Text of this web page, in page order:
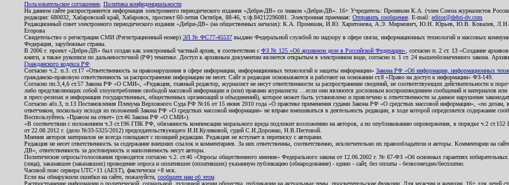
Пользовательское соглашение Политика конфиденциальности
На данном сайте распространяется информация электронного периодического издания «Дебри-ДВ» со знаком «Дебри-ДВ». 16+ Учредитель: Пронякин К.А. (член Союза журналистов
редакции: 680032, Хабаровский край, Хабаровск, проспект 60-летия Октября, 88-46, т./ф.84212296081. Электронная приемная: Отправить сообщение . E-mail: editor@debri-dv.com
Редакционный совет электронного периодического издания «Дебри-ДВ» (на общественных началах): К.А. Пронякин, И.Ю. Харитонова, А.Э. Мирмович, Ю.Н. Юрьев, Ю.В.
Егорова
Свидетельство о регистрации СМИ (Регистрационный номер) ЭЛ № ФС77-45537 выдано Федеральной службой по надзору в сфере связи, информационных технологий и массовых
Федерация, зарубежные страны.
В 2006 г. проект «Дебри-ДВ» был создан как электронный частный архив, в соответствии с ФЗ № 125 «Об архивном деле в Российской Федерации» , согласно п. 2 ст. 13 «Создание
книги, а также рукописи по дальневосточной (РФ) тематике. Доступ к архивным документам является открытым в электронном виде, согласно п. 1 ст. 24 вышеобозначенного закона.
Гражданского кодекса РФ
Согласно ч.2. п.3. ст.17 «Ответственность за правонарушения в сфере информации, информационных технологий и защиты информации» Закона РФ «Об информации, информационных
гражданско-правовую ответственность за распространение информации не несет. Сайт и редакция основываются и работают на основании ст.8 «Право на доступ к информации» ФЗ-149.
Согласно пп.3,4,6 ст.57 Закона РФ «О СМИ», «Редакция, главный редактор, журналист не несут ответственности за распространение сведений, не соответствующих действительности и
либо представляющих собой злоупотребление свободой массовой информации и (или) правами журналиста: ...если они являются дословным воспроизведением сообщений и материалов
в пресс-релизах и информация государственных, общественных организаций и объединений), которое может быть установлено и привлечено к ответственности за данное нарушение
Согласно абз.3, п.13 Постановления Пленума Верховного Суда РФ №16 от 15 июня 2010 года «О практике применения судами Закона РФ «О средствах массовой информации», «по делам,
ответчиком, поскольку исходя из положений Закона РФ «О средствах массовой информации» не вправе вмешиваться в деятельность редакции, в ходе которой определяется содержание
Воспользуйтесь «Правом на ответ» (ст.46 Закона РФ «О СМИ»).
«В соответствии с положением ч.3 ст.196 ГПК РФ, обязанность компенсации морального вреда подлежит возложению на авторов, а по опубликованию опровержения, в порядке ч.2 ст.152
от 22.08.2012 г. (дело №33-5325/2012) председательствующего И.И.Куликовой, судей С.И.Дорожко, Н.В.Пестовой.
Мнения авторов материалов не всегда совпадают с позицией редакции. Редакция не вступает в переписку с авторами.
Редакция не несет ответственность за содержание внешних ссылок и комментариев. За них ответственны, соответственно, исключительно их правообладатели и авторы. Комментарии на
ДВ», ответственность за достоверность и наполняемость несут авторы.
Политические опросы/голосования проводятся согласно ч.2. ст.46 «Опросы общественного мнения» Федерального закона от 12.06.2002 г. № 67-ФЗ «Об основных гарантиях
(лица), заказавшее (заказавших) проведение опроса и оплатившее (оплативших) указанную публикацию (обнародование) - едино - сайт, без оплаты - безвозмездно/бесплатно.
Часовой пояс сервера UTC+11 (AEST), фактически +8 мск.
Если вы обнаружили ошибки на сайте, пожалуйста, сообщите нам об этом
Распространение информации о политической, социальной, духовной жизни общества, публикации на актуальные темы, просветительские функции. Для мужчин и женщин. 16+ для детей